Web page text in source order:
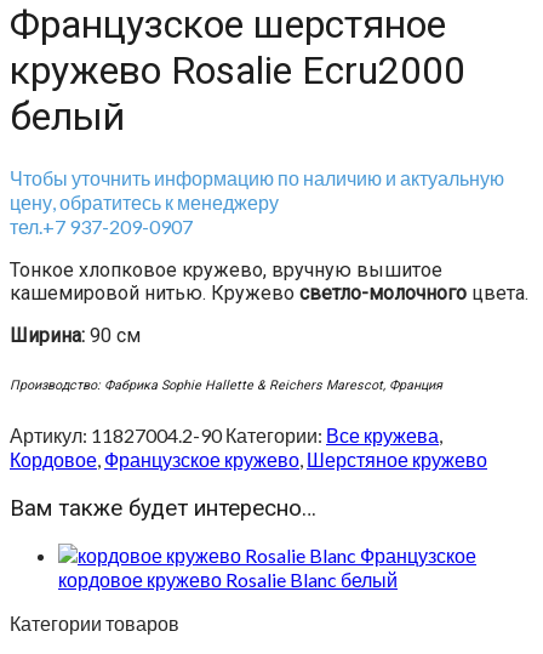
Французское шерстяное
кружево Rosalie Ecru2000
белый
Чтобы уточнить информацию по наличию и актуальную
цену, обратитесь к менеджеру
тел.+7 937-209-0907
Тонкое хлопковое кружево, вручную вышитое
кашемировой нитью. Кружево светло-молочного цвета.
Ширина: 90 см
Производство: Фабрика Sophie Hallette & Reichers Marescot, Франция
Артикул: 11827004.2-90 Категории: Все кружева,
Кордовое, Французское кружево, Шерстяное кружево
Вам также будет интересно…
Французское
кордовое кружево Rosalie Blanc белый
Категории товаров